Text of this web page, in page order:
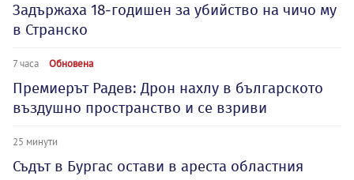
Задържаха 18-годишен за убийство на чичо му
в Странско
7 часа Обновена
Премиерът Радев: Дрон нахлу в българското
въздушно пространство и се взриви
25 минути
Съдът в Бургас остави в ареста областния